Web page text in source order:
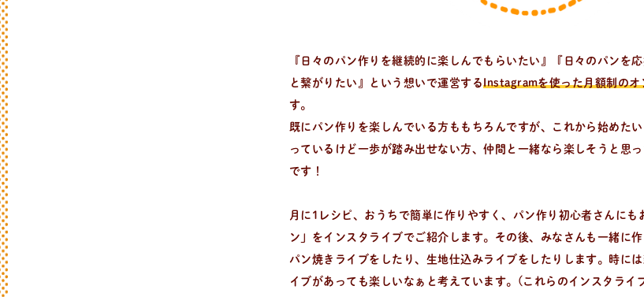
『日々のパン作りを継続的に楽しんでもらいたい』『日々のパンを
と繋がりたい』という想いで運営するInstagramを使った月額制のオ
す。
既にパン作りを楽しんでいる方ももちろんですが、これから始めた
っているけど一歩が踏み出せない方、仲間と一緒なら楽しそうと思
です！
月に1レシピ、おうちで簡単に作りやすく、パン作り初心者さんにも
ン」をインスタライブでご紹介します。その後、みなさんも一緒に作
パン焼きライブをしたり、生地仕込みライブをしたりします。時に
イブがあっても楽しいなぁと考えています。(これらのインスタライ